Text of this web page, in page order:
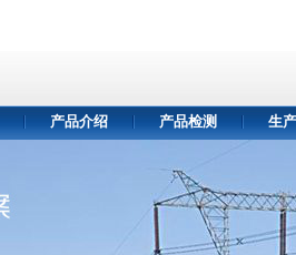
产品介绍 产品检测 生